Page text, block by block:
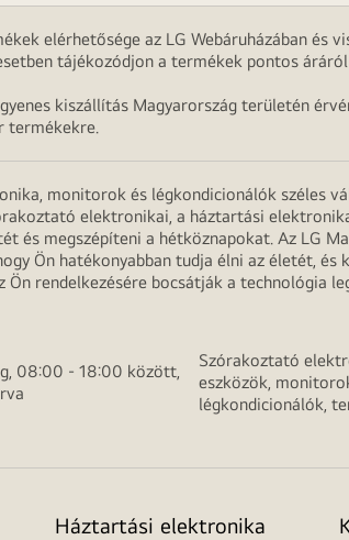
elérhetősége az LG Webáruházában
tájékozódjon a termékek pontos
kiszállítás Magyarország területén
termékekre.
monitorok és légkondicionálók széles
elektronikai, a háztartási
és megszépíteni a hétköznapokat. Az LG
Ön hatékonyabban tudja élni az életét,
Ön rendelkezésére bocsátják a technológia
08:00 - 18:00 között,
Szórakoztató
eszközök,
légkondicionálók,
Háztartási elektronika